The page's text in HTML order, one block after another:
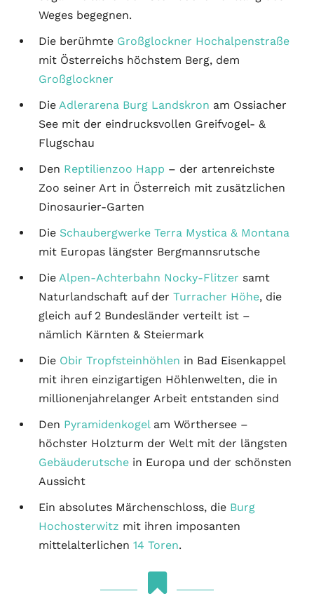
Weges begegnen.
Die berühmte Großglockner Hochalpenstraße
mit Österreichs höchstem Berg, dem
Großglockner
Die Adlerarena Burg Landskron am Ossiacher
See mit der eindrucksvollen Greifvogel- &
Flugschau
Den Reptilienzoo Happ – der artenreichste
Zoo seiner Art in Österreich mit zusätzlichen
Dinosaurier-Garten
Die Schaubergwerke Terra Mystica & Montana
mit Europas längster Bergmannsrutsche
Die Alpen-Achterbahn Nocky-Flitzer samt
Naturlandschaft auf der Turracher Höhe, die
gleich auf 2 Bundesländer verteilt ist –
nämlich Kärnten & Steiermark
Die Obir Tropfsteinhöhlen in Bad Eisenkappel
mit ihren einzigartigen Höhlenwelten, die in
millionenjahrelanger Arbeit entstanden sind
Den Pyramidenkogel am Wörthersee –
höchster Holzturm der Welt mit der längsten
Gebäuderutsche in Europa und der schönsten
Aussicht
Ein absolutes Märchenschloss, die Burg
Hochosterwitz mit ihren imposanten
mittelalterlichen 14 Toren.